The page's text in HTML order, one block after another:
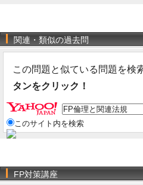
関連・類似の過去問
この問題と似ている問題を検
タンをクリック！
このサイト内を検索
FP対策講座